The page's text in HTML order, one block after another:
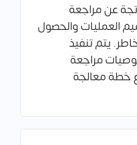
عن مراجعة
العمليات والحصول
يتم تنفيذ
مراجعة
خطة معالجة